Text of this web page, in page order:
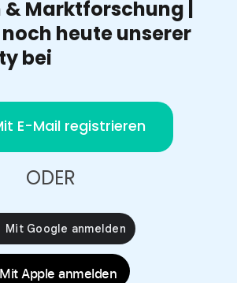
Marktforschung |
heute unserer
bei
E-Mail registrieren
ODER
Apple anmelden